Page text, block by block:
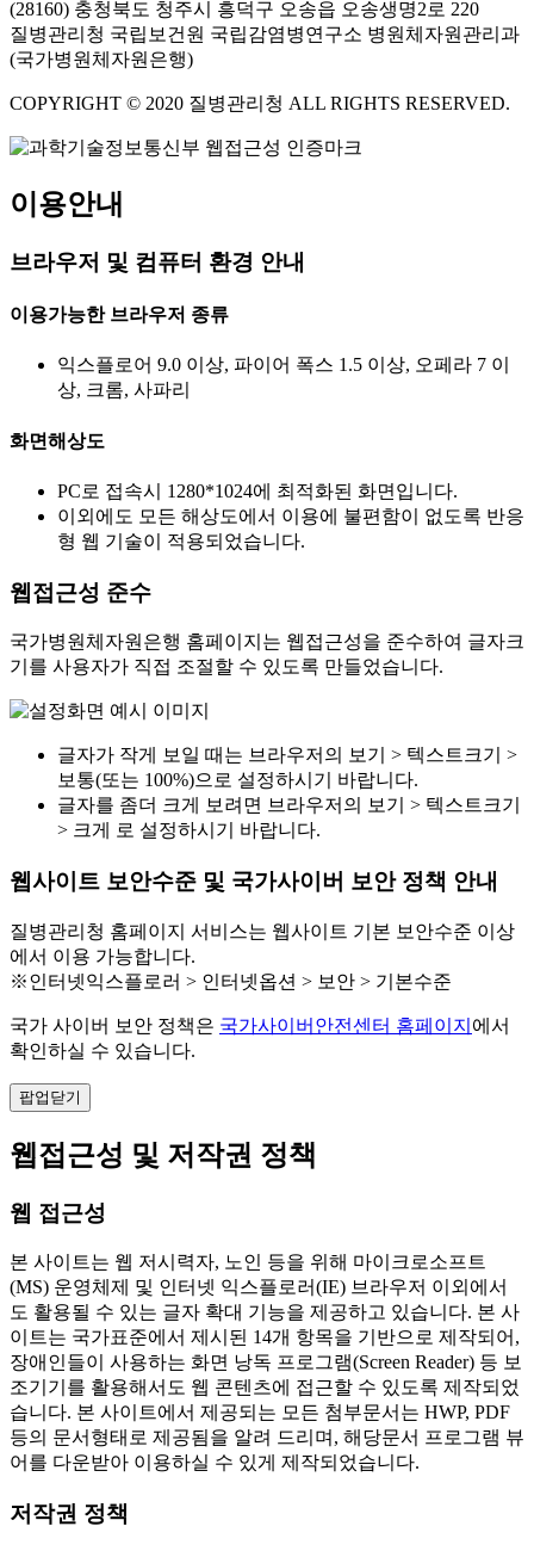
(28160) 충청북도 청주시 흥덕구 오송읍 오송생명2로 220
질병관리청 국립보건원 국립감염병연구소 병원체자원관리과
(국가병원체자원은행)
COPYRIGHT © 2020 질병관리청 ALL RIGHTS RESERVED.
이용안내
브라우저 및 컴퓨터 환경 안내
이용가능한 브라우저 종류
익스플로어 9.0 이상, 파이어 폭스 1.5 이상, 오페라 7 이
상, 크롬, 사파리
화면해상도
PC로 접속시 1280*1024에 최적화된 화면입니다.
이외에도 모든 해상도에서 이용에 불편함이 없도록 반응
형 웹 기술이 적용되었습니다.
웹접근성 준수
국가병원체자원은행 홈페이지는 웹접근성을 준수하여 글자크
기를 사용자가 직접 조절할 수 있도록 만들었습니다.
글자가 작게 보일 때는 브라우저의 보기 > 텍스트크기 >
보통(또는 100%)으로 설정하시기 바랍니다.
글자를 좀더 크게 보려면 브라우저의 보기 > 텍스트크기
> 크게 로 설정하시기 바랍니다.
웹사이트 보안수준 및 국가사이버 보안 정책 안내
질병관리청 홈페이지 서비스는 웹사이트 기본 보안수준 이상
에서 이용 가능합니다.
※인터넷익스플로러 > 인터넷옵션 > 보안 > 기본수준
국가 사이버 보안 정책은 국가사이버안전센터 홈페이지 에서
확인하실 수 있습니다.
팝업닫기
웹접근성 및 저작권 정책
웹 접근성
본 사이트는 웹 저시력자, 노인 등을 위해 마이크로소프트
(MS) 운영체제 및 인터넷 익스플로러(IE) 브라우저 이외에서
도 활용될 수 있는 글자 확대 기능을 제공하고 있습니다. 본 사
이트는 국가표준에서 제시된 14개 항목을 기반으로 제작되어,
장애인들이 사용하는 화면 낭독 프로그램(Screen Reader) 등 보
조기기를 활용해서도 웹 콘텐츠에 접근할 수 있도록 제작되었
습니다. 본 사이트에서 제공되는 모든 첨부문서는 HWP, PDF
등의 문서형태로 제공됨을 알려 드리며, 해당문서 프로그램 뷰
어를 다운받아 이용하실 수 있게 제작되었습니다.
저작권 정책